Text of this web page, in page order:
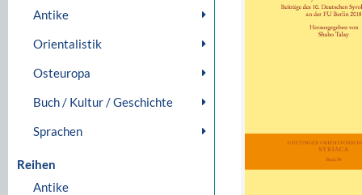
Antike
Orientalistik
Osteuropa
Buch / Kultur / Geschichte
Sprachen
Reihen
Antike